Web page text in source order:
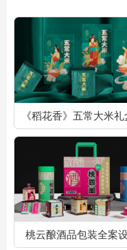
桃云酿酒品包装全案